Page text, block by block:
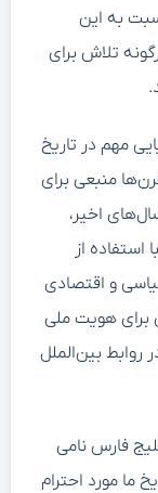
به این
تلاش برای
مهم در تاریخ
منبعی برای
اخیر،
استفاده از
و اقتصادی
برای هویت ملی
روابط بین‌الملل
فارس نامی
ما مورد احترام